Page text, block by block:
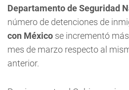
Departamento de Seguridad
número de detenciones de
con México se incrementó
mes de marzo respecto al
anterior.